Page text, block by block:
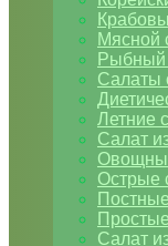
Мясной
Рыбный
Салаты
Летние
Салат
Острые
Салат